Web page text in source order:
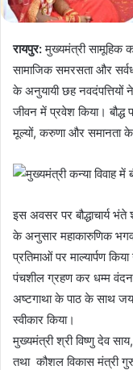
रायपुर:मुख्यमंत्री सामूहिक
सामाजिक समरसता और
के अनुयायी छह नवदंपत्तियों
जीवन में प्रवेश किया।
मूल्यों, करुणा और समानता
इस अवसर पर बौद्धाचार्य भंते
के अनुसार महाकारुणिक
प्रतिमाओं पर माल्यार्पण
पंचशील ग्रहण कर धम्म
अष्टगाथा के पाठ के साथ
स्वीकार किया।
मुख्यमंत्री श्री विष्णु देव
तथा कौशल विकास मंत्री